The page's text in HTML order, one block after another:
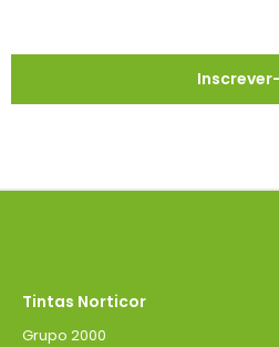
Tintas Norticor
Grupo 2000